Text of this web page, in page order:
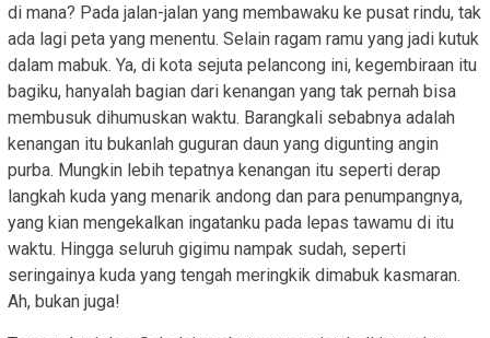
di mana? Pada jalan-jalan yang membawaku ke pusat rindu, tak
ada lagi peta yang menentu. Selain ragam ramu yang jadi kutuk
dalam mabuk. Ya, di kota sejuta pelancong ini, kegembiraan itu
bagiku, hanyalah bagian dari kenangan yang tak pernah bisa
membusuk dihumuskan waktu. Barangkali sebabnya adalah
kenangan itu bukanlah guguran daun yang digunting angin
purba. Mungkin lebih tepatnya kenangan itu seperti derap
langkah kuda yang menarik andong dan para penumpangnya,
yang kian mengekalkan ingatanku pada lepas tawamu di itu
waktu. Hingga seluruh gigimu nampak sudah, seperti
seringainya kuda yang tengah meringkik dimabuk kasmaran.
Ah, bukan juga!